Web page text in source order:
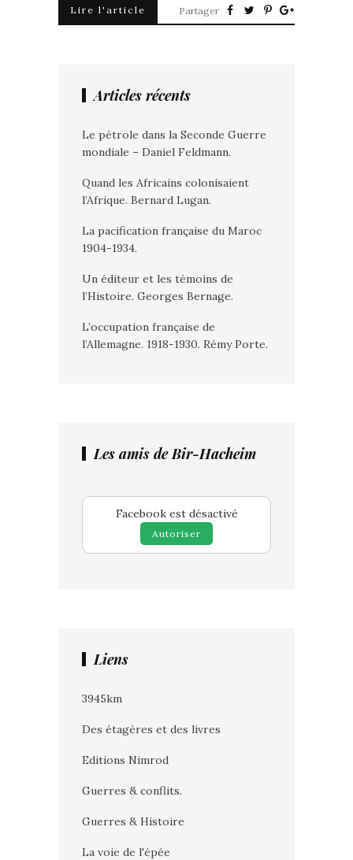
Lire l'article Partager
Articles récents
Le pétrole dans la Seconde Guerre
mondiale – Daniel Feldmann.
Quand les Africains colonisaient
l’Afrique. Bernard Lugan.
La pacification française du Maroc
1904-1934.
Un éditeur et les témoins de
l’Histoire. Georges Bernage.
L’occupation française de
l’Allemagne. 1918-1930. Rémy Porte.
Les amis de Bir-Hacheim
Facebook est désactivé
Autoriser
Liens
3945km
Des étagères et des livres
Editions Nimrod
Guerres & conflits.
Guerres & Histoire
La voie de l'épée